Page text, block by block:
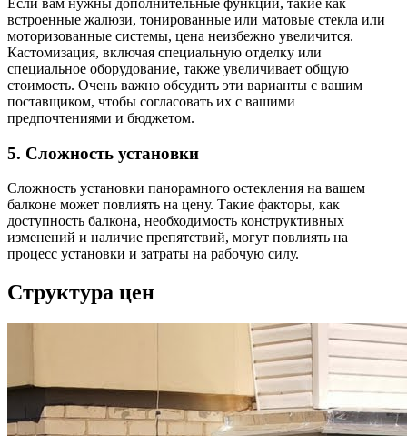
Если вам нужны дополнительные функции, такие как
встроенные жалюзи, тонированные или матовые стекла или
моторизованные системы, цена неизбежно увеличится.
Кастомизация, включая специальную отделку или
специальное оборудование, также увеличивает общую
стоимость. Очень важно обсудить эти варианты с вашим
поставщиком, чтобы согласовать их с вашими
предпочтениями и бюджетом.
5. Сложность установки
Сложность установки панорамного остекления на вашем
балконе может повлиять на цену. Такие факторы, как
доступность балкона, необходимость конструктивных
изменений и наличие препятствий, могут повлиять на
процесс установки и затраты на рабочую силу.
Структура цен